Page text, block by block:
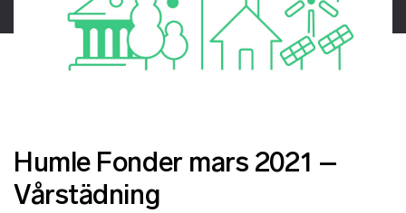
Humle Fonder mars 2021 –
Vårstädning